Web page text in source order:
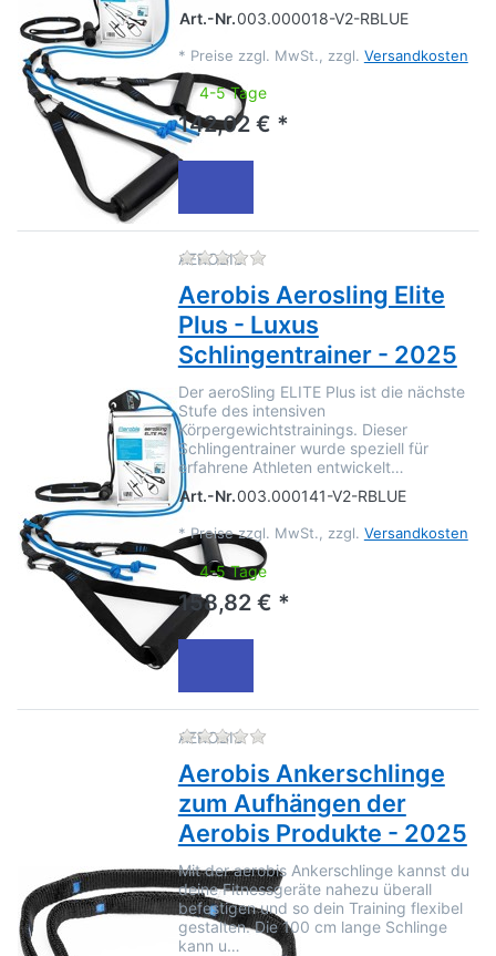
Art.-Nr.003.000018-V2-RBLUE
* Preise zzgl. MwSt., zzgl. Versandkosten
4-5 Tage
142,02 € *
AEROBIS Zu diesem Produkt liegen
Aerobis Aerosling Elite
Plus - Luxus
Schlingentrainer - 2025
Der aeroSling ELITE Plus ist die nächste
Stufe des intensiven
Körpergewichtstrainings. Dieser
Schlingentrainer wurde speziell für
erfahrene Athleten entwickelt…
Art.-Nr.003.000141-V2-RBLUE
* Preise zzgl. MwSt., zzgl. Versandkosten
4-5 Tage
158,82 € *
AEROBIS Zu diesem Produkt liegen
Aerobis Ankerschlinge
zum Aufhängen der
Aerobis Produkte - 2025
Mit der aerobis Ankerschlinge kannst du
deine Fitnessgeräte nahezu überall
befestigen und so dein Training flexibel
gestalten. Die 100 cm lange Schlinge
kann u…